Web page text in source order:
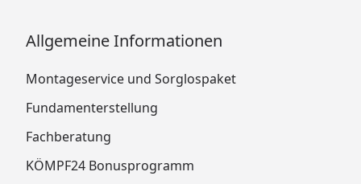
Allgemeine Informationen
Montageservice und Sorglospaket
Fundamenterstellung
Fachberatung
KÖMPF24 Bonusprogramm